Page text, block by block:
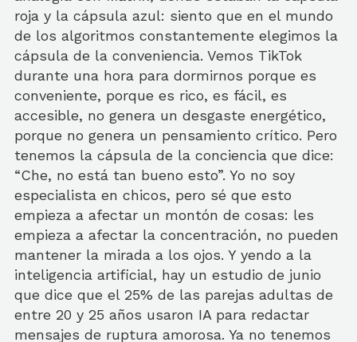
roja y la cápsula azul: siento que en el mundo
de los algoritmos constantemente elegimos la
cápsula de la conveniencia. Vemos TikTok
durante una hora para dormirnos porque es
conveniente, porque es rico, es fácil, es
accesible, no genera un desgaste energético,
porque no genera un pensamiento crítico. Pero
tenemos la cápsula de la conciencia que dice:
“Che, no está tan bueno esto”. Yo no soy
especialista en chicos, pero sé que esto
empieza a afectar un montón de cosas: les
empieza a afectar la concentración, no pueden
mantener la mirada a los ojos. Y yendo a la
inteligencia artificial, hay un estudio de junio
que dice que el 25% de las parejas adultas de
entre 20 y 25 años usaron IA para redactar
mensajes de ruptura amorosa. Ya no tenemos